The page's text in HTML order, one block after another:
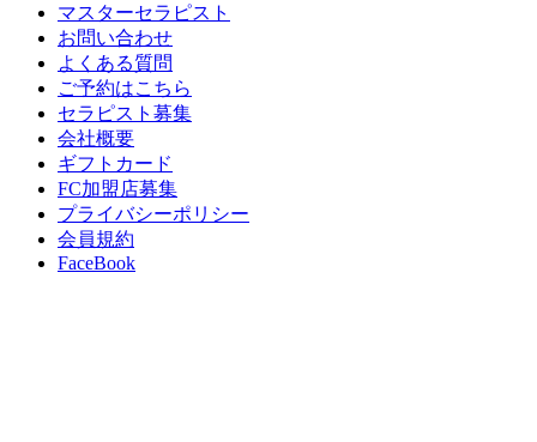
マスターセラピスト
お問い合わせ
よくある質問
ご予約はこちら
セラピスト募集
会社概要
ギフトカード
FC加盟店募集
プライバシーポリシー
会員規約
FaceBook